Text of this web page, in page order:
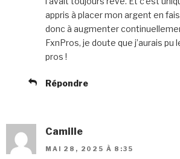
appris à placer mon argent en
donc à augmenter
FxnPros, je doute que j’aurais pu
pros !
Répondre
Camille
MAI 28, 2025 À 8:35